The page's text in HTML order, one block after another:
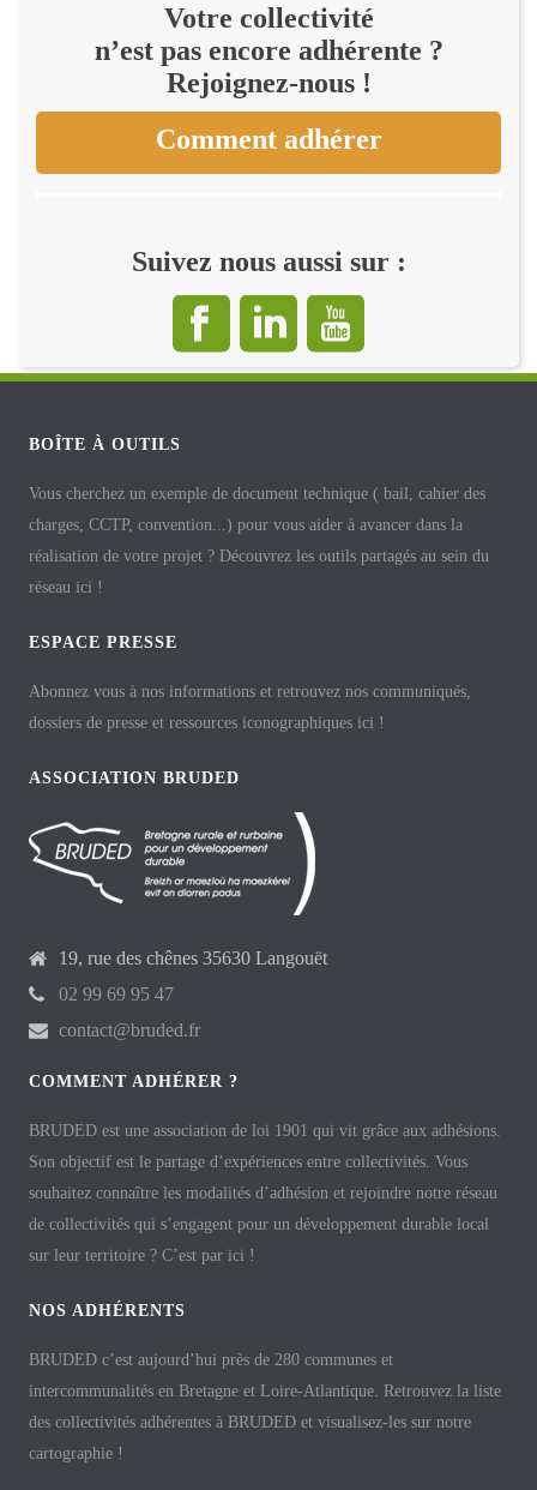
Votre collectivité
n’est pas encore adhérente ?
Rejoignez-nous !
Comment adhérer
Suivez nous aussi sur :
BOÎTE À OUTILS
Vous cherchez un exemple de document technique ( bail, cahier des
charges, CCTP, convention...) pour vous aider à avancer dans la
réalisation de votre projet ? Découvrez les outils partagés au sein du
réseau ici !
ESPACE PRESSE
Abonnez vous à nos informations et retrouvez nos communiqués,
dossiers de presse et ressources iconographiques ici !
ASSOCIATION BRUDED
19, rue des chênes 35630 Langouët
02 99 69 95 47
contact@bruded.fr
COMMENT ADHÉRER ?
BRUDED est une association de loi 1901 qui vit grâce aux adhésions.
Son objectif est le partage d’expériences entre collectivités. Vous
souhaitez connaître les modalités d’adhésion et rejoindre notre réseau
de collectivités qui s’engagent pour un développement durable local
sur leur territoire ? C’est par ici !
NOS ADHÉRENTS
BRUDED c’est aujourd’hui près de 280 communes et
intercommunalités en Bretagne et Loire-Atlantique. Retrouvez la liste
des collectivités adhérentes à BRUDED et visualisez-les sur notre
cartographie !